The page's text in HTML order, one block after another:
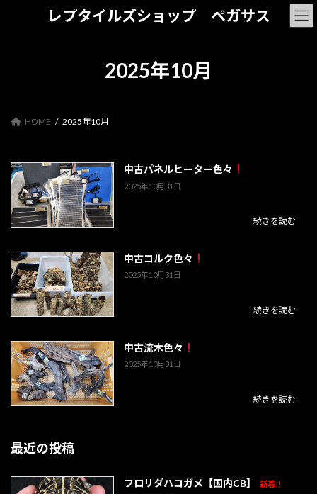
レプタイルズショップ ペガサス
2025年10月
HOME 2025年10月
中古パネルヒーター色々
2025年10月31日
続きを読む
中古コルク色々
2025年10月31日
続きを読む
中古流木色々
2025年10月31日
続きを読む
最近の投稿
フロリダハコガメ【国内CB】
新着!!